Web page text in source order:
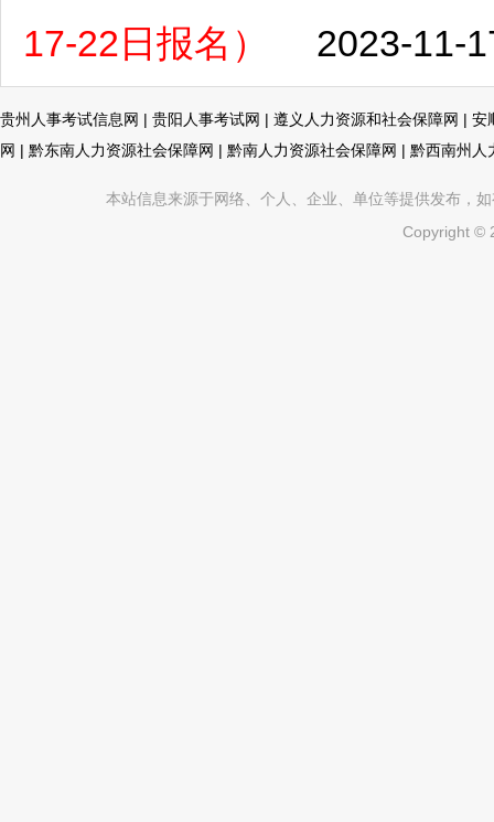
17-22日报名）
2023-11-
贵州人事考试信息网 | 贵阳人事考试网 | 遵义人力资源和社会保障网 | 安
网 | 黔东南人力资源社会保障网 | 黔南人力资源社会保障网 | 黔西南州人
本站信息来源于网络、个人、企业、单位等提供发布，
Copyright ©